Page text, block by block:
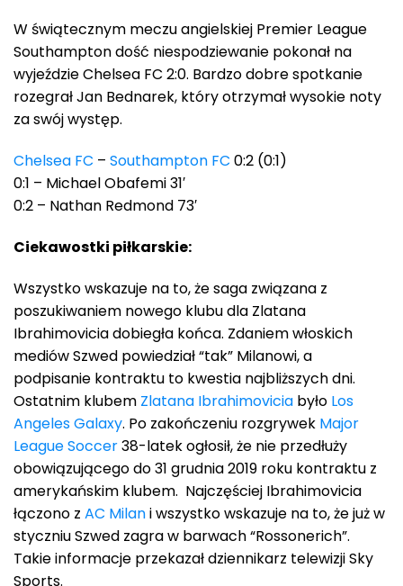
W świątecznym meczu angielskiej Premier League
Southampton dość niespodziewanie pokonał na
wyjeździe Chelsea FC 2:0. Bardzo dobre spotkanie
rozegrał Jan Bednarek, który otrzymał wysokie noty
za swój występ.
Chelsea FC – Southampton FC 0:2 (0:1)
0:1 – Michael Obafemi 31′
0:2 – Nathan Redmond 73′
Ciekawostki piłkarskie:
Wszystko wskazuje na to, że saga związana z
poszukiwaniem nowego klubu dla Zlatana
Ibrahimovicia dobiegła końca. Zdaniem włoskich
mediów Szwed powiedział “tak” Milanowi, a
podpisanie kontraktu to kwestia najbliższych dni.
Ostatnim klubem Zlatana Ibrahimovicia było Los
Angeles Galaxy. Po zakończeniu rozgrywek Major
League Soccer38-latek ogłosił, że nie przedłuży
obowiązującego do 31 grudnia 2019 roku kontraktu z
amerykańskim klubem. Najczęściej Ibrahimovicia
łączono z AC Milani wszystko wskazuje na to, że już w
styczniu Szwed zagra w barwach “Rossonerich”.
Takie informacje przekazał dziennikarz telewizji Sky
Sports.